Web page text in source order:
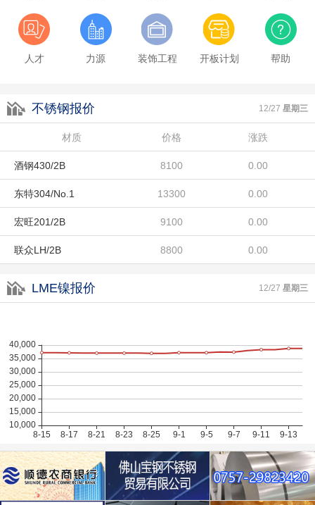
人才 力源 装饰工程 开板计划 帮助
不锈钢报价 12/27 星期三
材质 价格 涨跌
酒钢430/2B 8100 0.00
东特304/No.1 13300
联众LH/2B 0.00
酒钢304/2B 14500 0.00
酒钢430/2B 8100 0.00
东特304/No.1 13300 0.00
宏旺201/2B 9100 0.00
联众LH/2B 8800 0.00
LME镍报价 12/27 星期三